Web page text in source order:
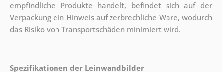
empfindliche Produkte handelt, befindet sich auf der
Verpackung ein Hinweis auf zerbrechliche Ware, wodurch
das Risiko von Transportschäden minimiert wird.
Spezifikationen der Leinwandbilder